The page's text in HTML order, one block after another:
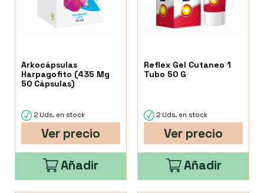
Arkocápsulas
Harpagofito (435 Mg
50 Cápsulas)
2 Uds. en stock
Ver precio
Añadir
Reflex Gel Cutaneo 1
Tubo 50 G
2 Uds. en stock
Ver precio
Añadir